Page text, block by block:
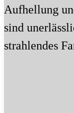
Aufhellung
sind
strahlendes